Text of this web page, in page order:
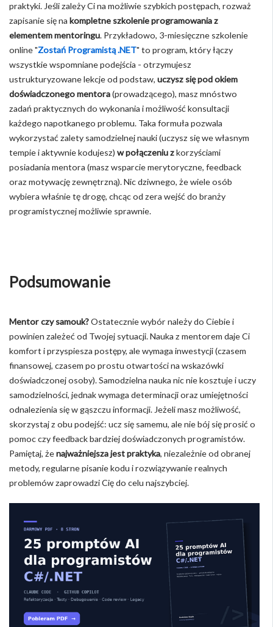
praktyki. Jeśli zależy Ci na możliwie szybkich postępach, rozważ
zapisanie się na kompletne szkolenie programowania z
elementem mentoringu. Przykładowo, 3-miesięczne szkolenie
online "Zostań Programistą .NET" to program, który łączy
wszystkie wspomniane podejścia - otrzymujesz
ustrukturyzowane lekcje od podstaw, uczysz się pod okiem
doświadczonego mentora(prowadzącego), masz mnóstwo
zadań praktycznych do wykonania i możliwość konsultacji
każdego napotkanego problemu. Taka formuła pozwala
wykorzystać zalety samodzielnej nauki (uczysz się we własnym
tempie i aktywnie kodujesz) w połączeniu zkorzyściami
posiadania mentora (masz wsparcie merytoryczne, feedback
oraz motywację zewnętrzną). Nic dziwnego, że wiele osób
wybiera właśnie tę drogę, chcąc od zera wejść do branży
programistycznej możliwie sprawnie.
Podsumowanie
Mentor czy samouk?Ostatecznie wybór należy do Ciebie i
powinien zależeć od Twojej sytuacji. Nauka z mentorem daje Ci
komfort i przyspiesza postępy, ale wymaga inwestycji (czasem
finansowej, czasem po prostu otwartości na wskazówki
doświadczonej osoby). Samodzielna nauka nic nie kosztuje i uczy
samodzielności, jednak wymaga determinacji oraz umiejętności
odnalezienia się w gąszczu informacji. Jeżeli masz możliwość,
skorzystaj z obu podejść: ucz się samemu, ale nie bój się prosić o
pomoc czy feedback bardziej doświadczonych programistów.
Pamiętaj, żenajważniejsza jest praktyka, niezależnie od obranej
metody, regularne pisanie kodu i rozwiązywanie realnych
problemów zaprowadzi Cię do celu najszybciej.